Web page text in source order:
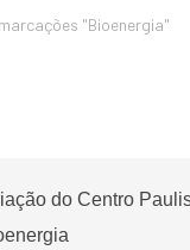
"Bioenergia"
do Centro